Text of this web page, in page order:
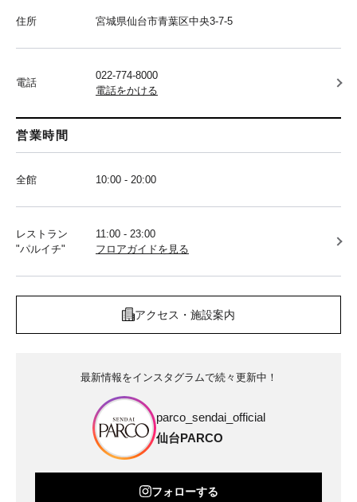
住所 宮城県仙台市青葉区中央3-7-5
電話
022-774-8000
電話をかける
営業時間
全館 10:00 - 20:00
レストラン
"パルイチ"
11:00 - 23:00
フロアガイドを見る
アクセス・施設案内
最新情報をインスタグラムで続々更新中！
parco_sendai_official
仙台PARCO
フォローする